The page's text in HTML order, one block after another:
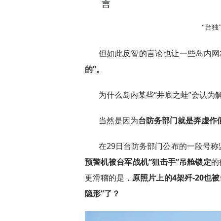
“台独
但如此反智的言论也让一些岛内
的”。
为什么岛内某些“井底之蛙”会认
当然是因为台防务部门就是弄虚作
在29日台防务部门公布的一段号
预警机被台军战机“狙击手”吊舱锁定
更滑稽的是， 原照片上的4架歼-20也
隐形”了？